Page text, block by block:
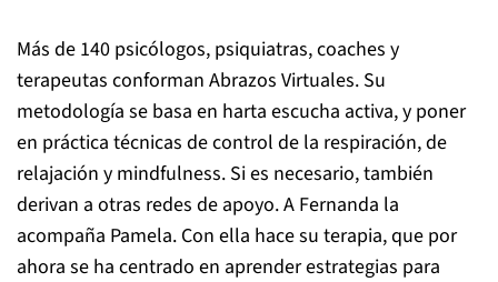
Más de 140 psicólogos, psiquiatras, coaches y
terapeutas conforman Abrazos Virtuales. Su
metodología se basa en harta escucha activa, y poner
en práctica técnicas de control de la respiración, de
relajación y mindfulness. Si es necesario, también
derivan a otras redes de apoyo. A Fernanda la
acompaña Pamela. Con ella hace su terapia, que por
ahora se ha centrado en aprender estrategias para